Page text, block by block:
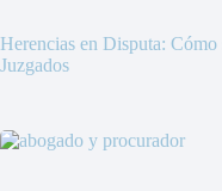
Herencias en Disputa: Cómo
Juzgados